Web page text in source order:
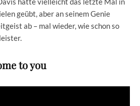
geübt, aber an seinem Genie
ab – mal wieder, wie schon so
to you